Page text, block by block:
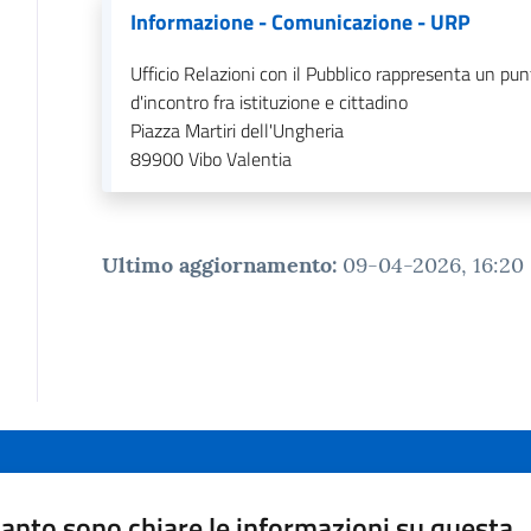
Informazione - Comunicazione - URP
Ufficio Relazioni con il Pubblico rappresenta un
d'incontro fra istituzione e cittadino
Piazza Martiri dell'Ungheria
89900Vibo Valentia
Ultimo aggiornamento: 09-04-2026, 16:20